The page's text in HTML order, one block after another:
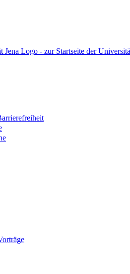
Logo - zur Startseite der